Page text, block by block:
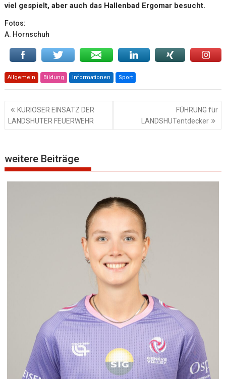
viel gespielt, aber auch das Hallenbad Ergomar besucht.
Fotos:
A. Hornschuh
Allgemein Bildung Informationen Sport
Beitragsnavigation
KURIOSER EINSATZ DER
LANDSHUTER FEUERWEHR
FÜHRUNG für
LANDSHUTentdecker
weitere Beiträge